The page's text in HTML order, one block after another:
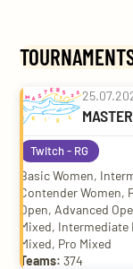
Twitch - RG
Basic Women,
Contender Women,
Open, Advanced
Mixed,
Mixed, Pro Mixed
Teams:374